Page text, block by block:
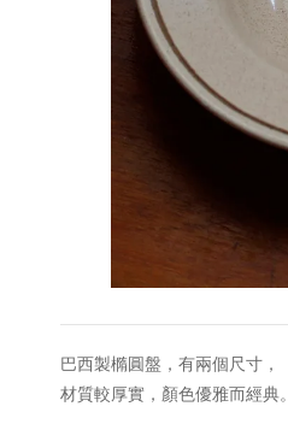
巴西製橢圓盤，有兩個尺寸，
材質較厚實，顏色優雅而經典。